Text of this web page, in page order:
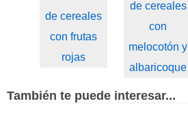
de cereales
con frutas
rojas
de cereales
con
melocotón y
albaricoque
También te puede interesar...